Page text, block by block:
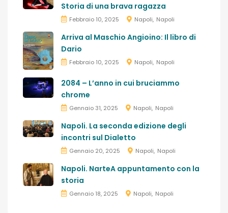
Storia di una brava ragazza
Febbraio 10, 2025 Napoli Napoli
Arriva al Maschio Angioino: Il libro di
Dario
Febbraio 10, 2025 Napoli Napoli
2084 – L’anno in cui bruciammo
chrome
Gennaio 31, 2025 Napoli Napoli
Napoli. La seconda edizione degli
incontri sul Dialetto
Gennaio 20, 2025 Napoli Napoli
Napoli. NarteA appuntamento con la
storia
Gennaio 18, 2025 Napoli Napoli